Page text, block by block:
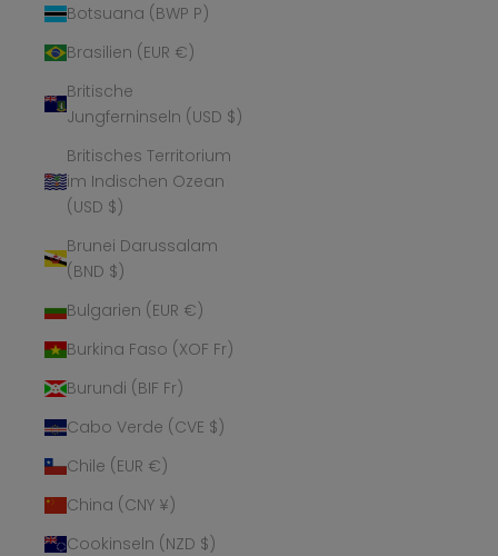
Botsuana (BWP P)
Brasilien (EUR €)
Britische
Jungferninseln (USD $)
Britisches Territorium
im Indischen Ozean
(USD $)
Brunei Darussalam
(BND $)
Bulgarien (EUR €)
Burkina Faso (XOF Fr)
Burundi (BIF Fr)
Cabo Verde (CVE $)
Chile (EUR €)
China (CNY ¥)
Cookinseln (NZD $)